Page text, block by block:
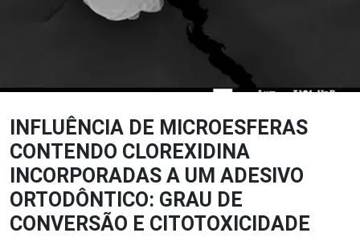
INFLUÊNCIA DE MICROESFERAS
CONTENDO CLOREXIDINA
INCORPORADAS A UM ADESIVO
ORTODÔNTICO: GRAU DE
CONVERSÃO E CITOTOXICIDADE